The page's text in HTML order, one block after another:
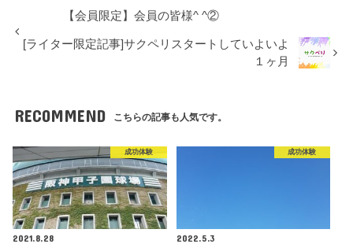
【会員限定】会員の皆様^ ^②
[ライター限定記事]サクペリスタートしていよいよ
１ヶ月
RECOMMEND こちらの記事も人気です。
成功体験
2021.8.28
成功体験
2022.5.3